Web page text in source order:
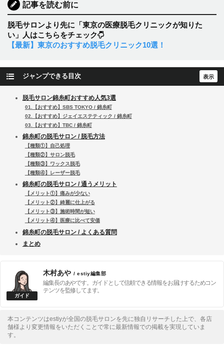
記事を読む前に
脱毛サロンより先に「東京の医療脱毛クリニックが知りた
い」人はこちらをチェック
【最新】東京のおすすめ脱毛クリニック10選！
ジャンプできる目次
脱毛サロン錦糸町おすすめ人気3選
01.【おすすめ】SBS TOKYO / 錦糸町
02.【おすすめ】ジェイエステティック / 錦糸町
03.【おすすめ】TBC / 錦糸町
錦糸町の脱毛サロン / 脱毛方法
【種類①】自己処理
【種類②】サロン脱毛
【種類③】ワックス脱毛
【種類④】レーザー脱毛
錦糸町の脱毛サロン / 通うメリット
【メリット①】痛みが少ない
【メリット②】綺麗に仕上がる
【メリット③】施術時間が短い
【メリット④】医療に比べて安価
錦糸町の脱毛サロン / よくある質問
まとめ
木村あや / estiy編集部
編集長のあやです。ガイドとして信頼できる情報をお届けするためコン
テンツを監修してます。
本コンテンツはestiyが全国の脱毛サロンを先に独自リサーチした上で、各店
舗様より変更情報をいただくことで常に最新情報での掲載を実現していま
す。